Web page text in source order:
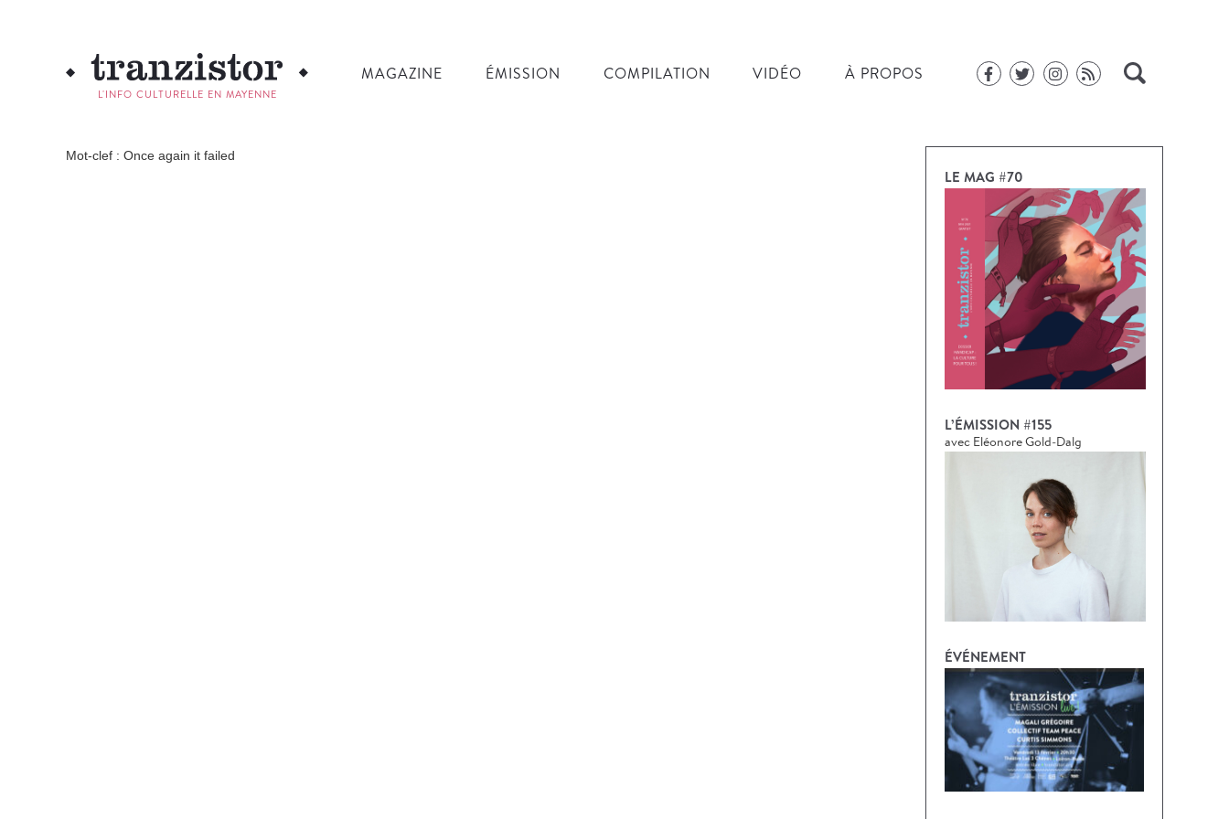
L'INFO CULTURELLE EN MAYENNE
MAGAZINE ÉMISSION COMPILATION VIDÉO À PROPOS
Mot-clef : Once again it failed
LE MAG #70
L’ÉMISSION #155
avec Eléonore Gold-Dalg
ÉVÉNEMENT